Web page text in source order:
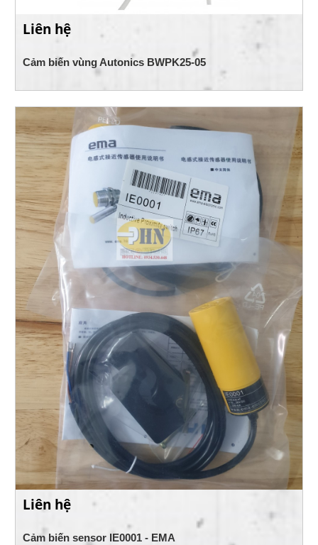
Liên hệ
Cảm biến vùng Autonics BWPK25-05
Liên hệ
Cảm biến sensor IE0001 - EMA